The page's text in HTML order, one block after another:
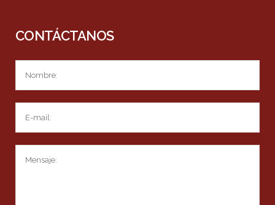
CONTÁCTANOS